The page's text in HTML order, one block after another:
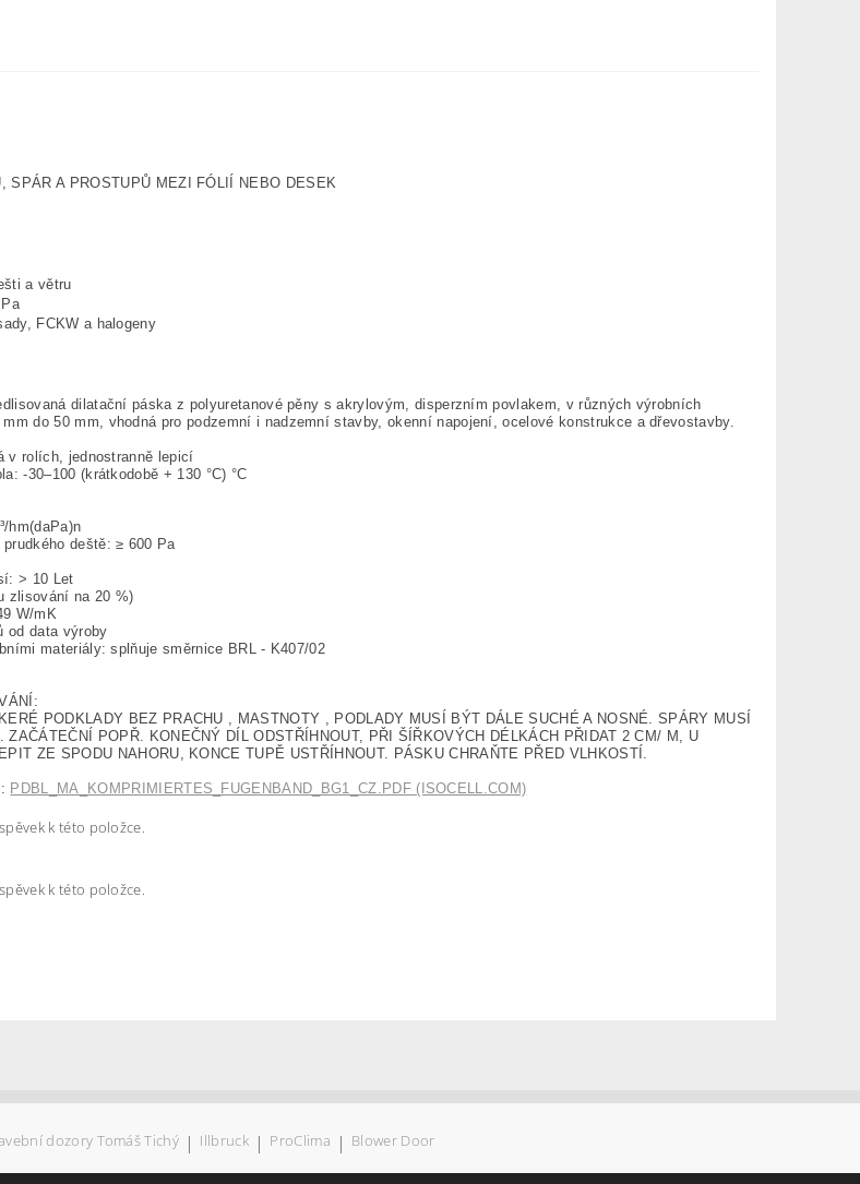
SPÁR A PROSTUPŮ MEZI FÓLIÍ NEBO DESEK
a větru
FCKW a halogeny
dilatační páska z polyuretanové pěny s akrylovým, disperzním povlakem, v různých výrobních
do 50 mm, vhodná pro podzemní i nadzemní stavby, okenní napojení, ocelové konstrukce a dřevostavby.
v rolích, jednostranně lepicí
-30–100 (krátkodobě + 130 °C) °C
hm(daPa)n
deště: ≥ 600 Pa
> 10 Let
zlisování na 20 %)
W/mK
od data výroby
materiály: splňuje směrnice BRL - K407/02
PODKLADY BEZ PRACHU , MASTNOTY , PODLADY MUSÍ BÝT DÁLE SUCHÉ A NOSNÉ. SPÁRY MUSÍ
ZAČÁTEČNÍ POPŘ. KONEČNÝ DÍL ODSTŘÍHNOUT, PŘI ŠÍŘKOVÝCH DÉLKÁCH PŘIDAT 2 CM/ M, U
ZE SPODU NAHORU, KONCE TUPĚ USTŘÍHNOUT. PÁSKU CHRAŇTE PŘED VLHKOSTÍ.
PDBL_MA_KOMPRIMIERTES_FUGENBAND_BG1_CZ.PDF (ISOCELL.COM)
k této položce.
k této položce.
dozory Tomáš Tichý | Illbruck | ProClima | Blower Door